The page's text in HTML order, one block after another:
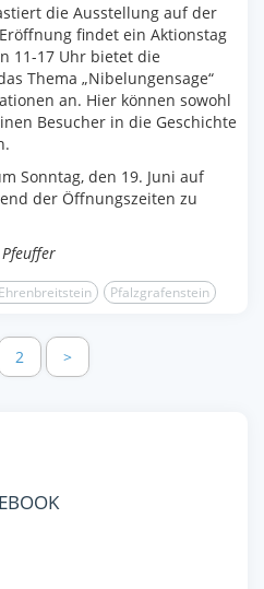
die Ausstellung auf der
findet ein Aktionstag
11-17 Uhr bietet die
Thema „Nibelungensage“
an. Hier können sowohl
Besucher in die Geschichte
Sonntag, den 19. Juni auf
der Öffnungszeiten zu
Pfalzgrafenstein
2 >